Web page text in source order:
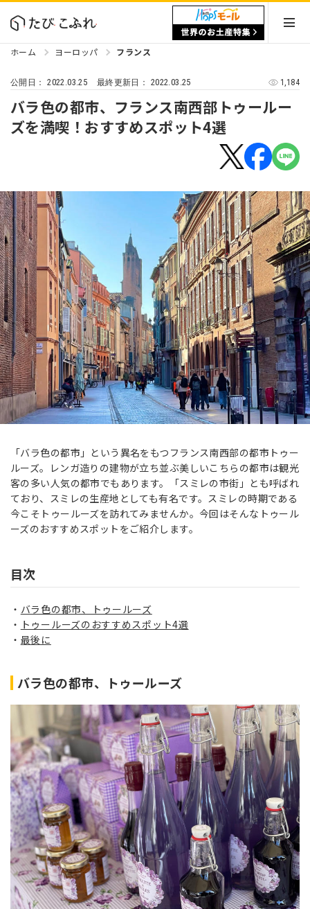
ホーム ヨーロッパ フランス
公開日：2022.03.25 最終更新日： 2022.03.25 1,184
バラ色の都市、フランス南西部トゥールー
ズを満喫！おすすめスポット4選
「バラ色の都市」という異名をもつフランス南西部の都市トゥー
ルーズ。レンガ造りの建物が立ち並ぶ美しいこちらの都市は観光
客の多い人気の都市でもあります。「スミレの市街」とも呼ばれ
ており、スミレの生産地としても有名です。スミレの時期である
今こそトゥールーズを訪れてみませんか。今回はそんなトゥール
ーズのおすすめスポットをご紹介します。
目次
バラ色の都市、トゥールーズ
トゥールーズのおすすめスポット4選
最後に
バラ色の都市、トゥールーズ